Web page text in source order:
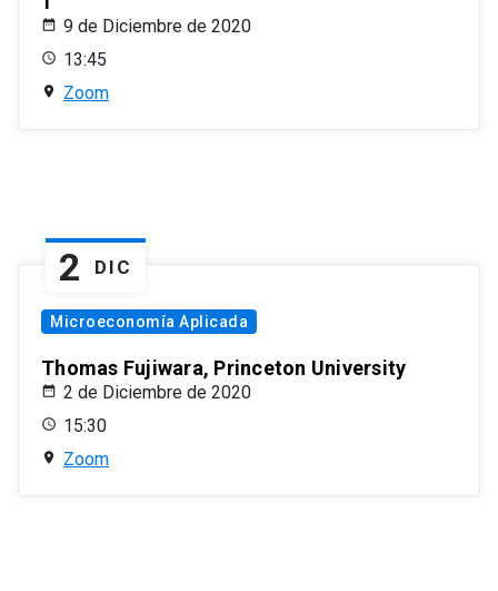
9 de Diciembre de 2020
13:45
Zoom
2 DIC
Microeconomía Aplicada
Thomas Fujiwara, Princeton University
2 de Diciembre de 2020
15:30
Zoom